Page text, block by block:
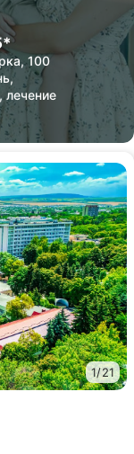
100
лечение
1/21